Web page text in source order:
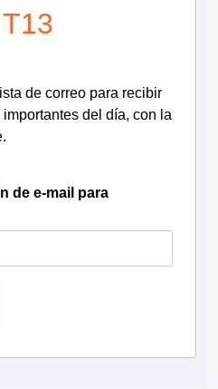
de correo para recibir
del día, con la
de e-mail para